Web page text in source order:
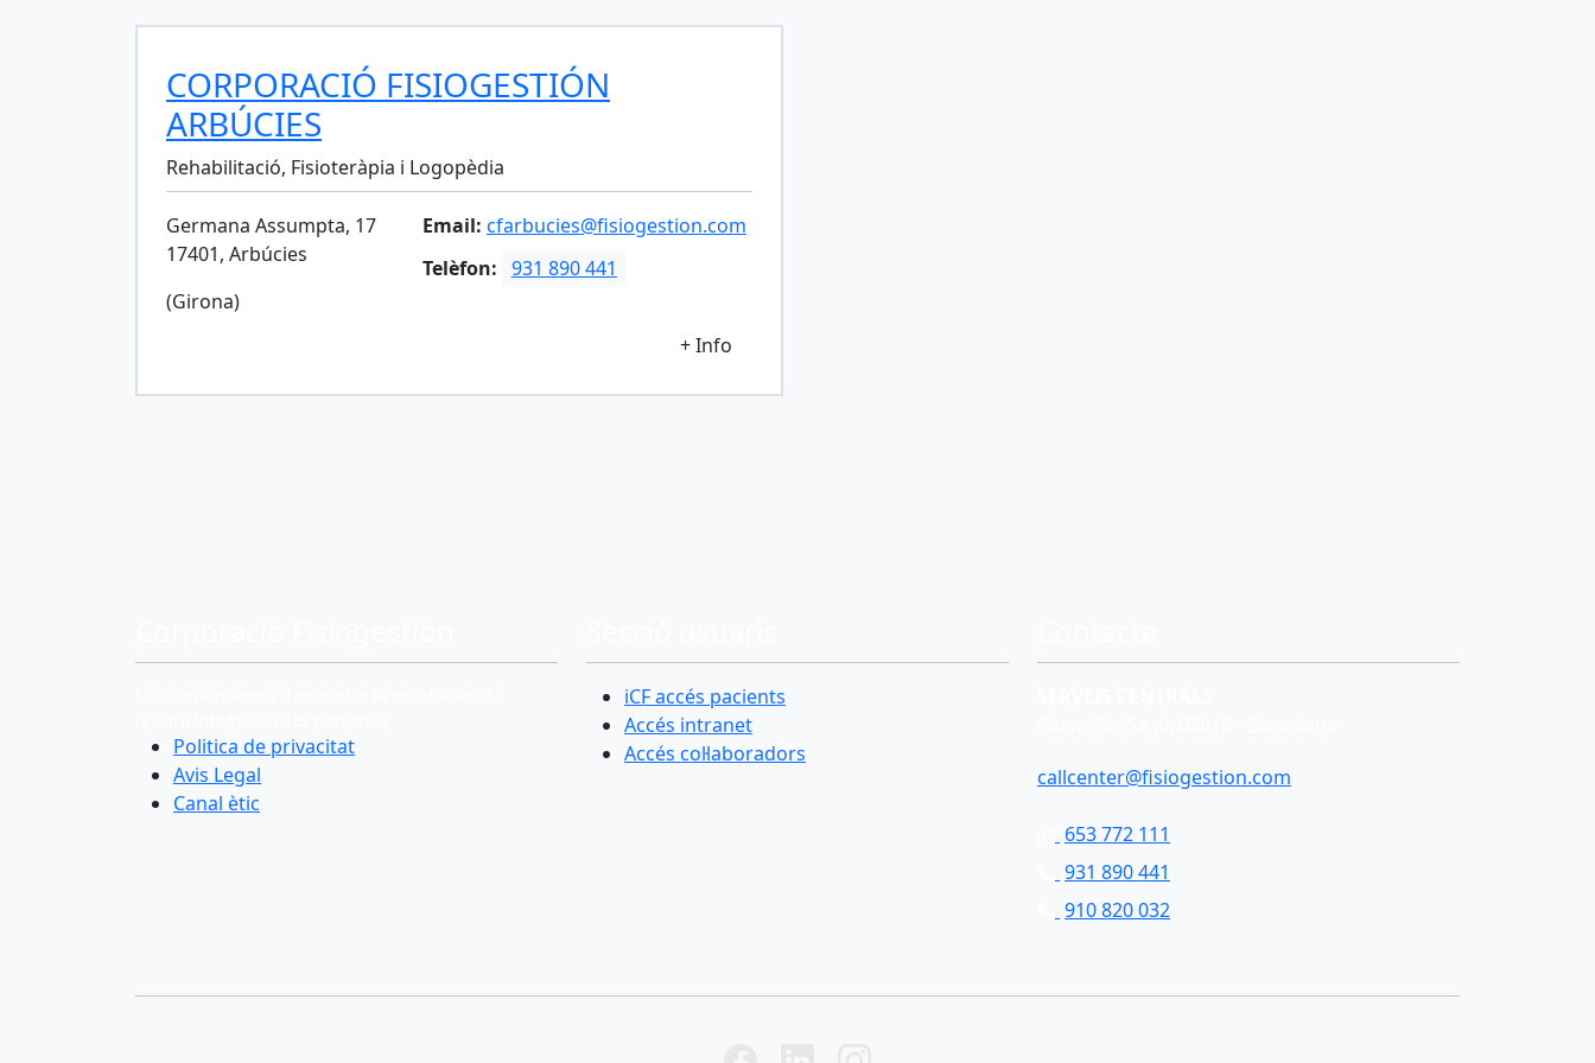
CORPORACIÓ FISIOGESTIÓN
ARBÚCIES
Rehabilitació, Fisioteràpia i Logopèdia
Germana Assumpta, 17
17401, Arbúcies
(Girona)
Email: cfarbucies@fisiogestion.com
Telèfon: 931 890 441
+ Info
Politica de privacitat
Avis Legal
Canal ètic
iCF accés pacients
Accés intranet
Accés col·laboradors
callcenter@fisiogestion.com
653 772 111
931 890 441
910 820 032